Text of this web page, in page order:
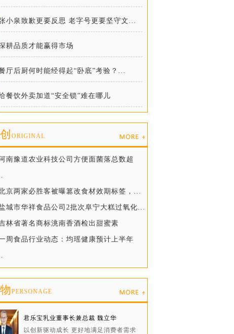
小泉致歉更要反思 老字号更要坚守文...
耕品质才能赢得市场
厅后厨何时能经得起“卧底”考验？...
餐饮外卖加道“安全锁”难在哪儿
ORIGINAL
南豫道农业科技公司方便面菌落总数超
京两家必胜客被曝篡改食材效期标签，...
城市华祥食品公司2批次阜宁大糕过氧化...
林省著名商标洮南香酒检出甜蜜素
周食品行业动态：均瑶健康预计上半年
PERSONAGE
君乐宝乳业董事长兼总裁 魏立华
以创新驱动成长 更好地满足消费者需求